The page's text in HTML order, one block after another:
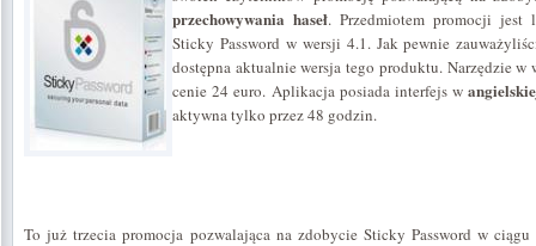
przechowywania haseł. Przedmiotem promocji jest
Sticky Password w wersji 4.1. Jak pewnie
dostępna aktualnie wersja tego produktu. Narzędzie
cenie 24 euro. Aplikacja posiada interfejs w
aktywna tylko przez 48 godzin.
To już trzecia promocja pozwalająca na zdobycie Sticky Password w